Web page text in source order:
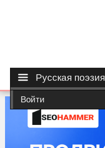
Русская поэзия
Войти